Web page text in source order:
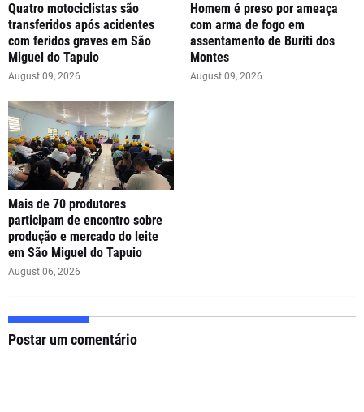
Quatro motociclistas são
transferidos após acidentes
com feridos graves em São
Miguel do Tapuio
August 09, 2026
Homem é preso por ameaça
com arma de fogo em
assentamento de Buriti dos
Montes
August 09, 2026
Mais de 70 produtores
participam de encontro sobre
produção e mercado do leite
em São Miguel do Tapuio
August 06, 2026
Postar um comentário